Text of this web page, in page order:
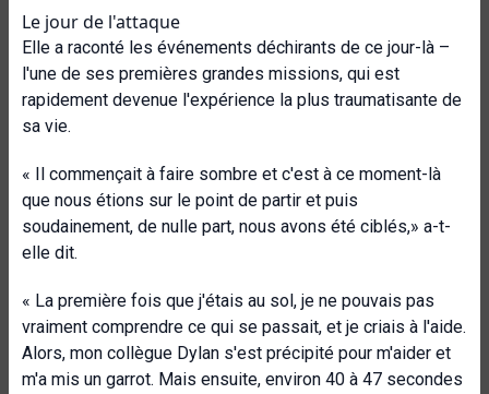
Le jour de l'attaque
Elle a raconté les événements déchirants de ce jour-là –
l'une de ses premières grandes missions, qui est
rapidement devenue l'expérience la plus traumatisante de
sa vie.
« Il commençait à faire sombre et c'est à ce moment-là
que nous étions sur le point de partir et puis
soudainement, de nulle part, nous avons été ciblés,» a-t-
elle dit.
« La première fois que j'étais au sol, je ne pouvais pas
vraiment comprendre ce qui se passait, et je criais à l'aide.
Alors, mon collègue Dylan s'est précipité pour m'aider et
m'a mis un garrot. Mais ensuite, environ 40 à 47 secondes